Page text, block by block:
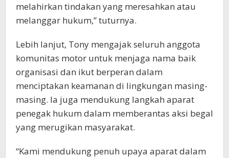
melahirkan tindakan yang meresahkan atau
melanggar hukum,” tuturnya.
Lebih lanjut, Tony mengajak seluruh anggota
komunitas motor untuk menjaga nama baik
organisasi dan ikut berperan dalam
menciptakan keamanan di lingkungan masing-
masing. Ia juga mendukung langkah aparat
penegak hukum dalam memberantas aksi begal
yang merugikan masyarakat.
“Kami mendukung penuh upaya aparat dalam